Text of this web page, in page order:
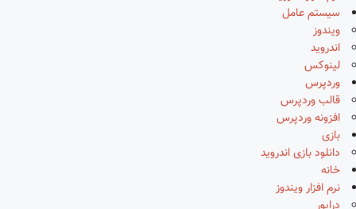
سیستم عامل
ویندوز
اندروید
لینوکس
وردپرس
قالب وردپرس
افزونه وردپرس
بازی
دانلود بازی اندروید
خانه
نرم افزار ویندوز